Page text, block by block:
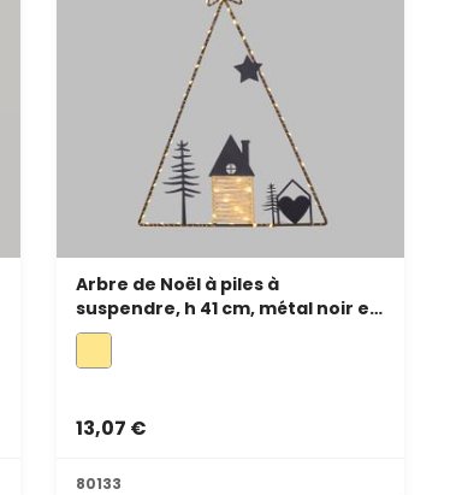
Arbre de Noël à piles à
suspendre, h 41 cm, métal noir et
microLED blanc chaud
13,07 €
80133